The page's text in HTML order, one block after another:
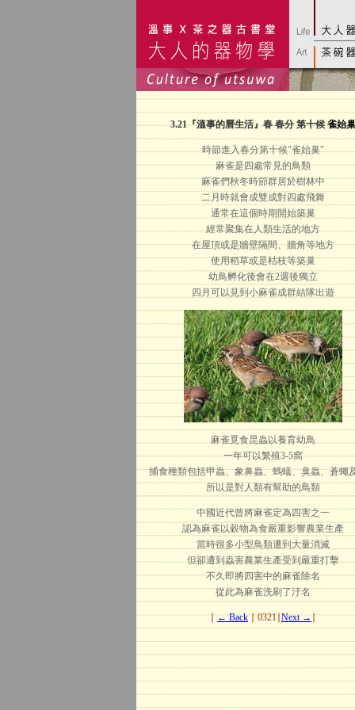
3.21『溫事的曆生活』春 春分 第十候雀始巢
時節進入春分第十候"雀始巢"
麻雀是四處常見的鳥類
麻雀們秋冬時節群居於樹林中
二月時就會成雙成對四處飛舞
通常在這個時期開始築巢
經常聚集在人類生活的地方
在屋頂或是牆壁隔間、牆角等地方
使用稻草或是枯枝等築巢
幼鳥孵化後會在2週後獨立
四月可以見到小麻雀成群結隊出遊
麻雀覓食昆蟲以養育幼鳥
一年可以繁殖3-5窩
捕食種類包括甲蟲、象鼻蟲、螞蟻、臭蟲、蒼蠅
所以是對人類有幫助的鳥類
中國近代曾將麻雀定為四害之一
認為麻雀以穀物為食嚴重影響農業生產
當時很多小型鳥類遭到大量消滅
但卻遭到蟲害農業生產受到嚴重打擊
不久即將四害中的麻雀除名
從此為麻雀洗刷了汙名
← Back ∣ 0321∣ Next →